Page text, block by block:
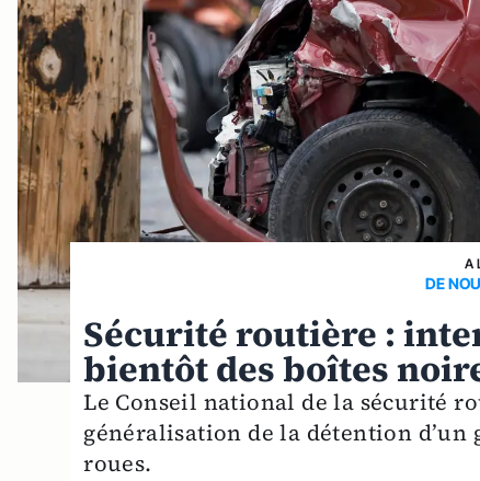
A
DE
Sécurité routière :
bientôt des boîtes
Le Conseil national de la sécurité
généralisation de la détention d’un
roues.